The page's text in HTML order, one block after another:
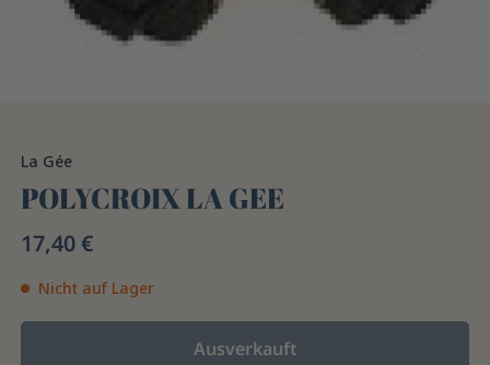
La Gée
POLYCROIX LA GEE
17,40 €
Nicht auf Lager
Ausverkauft